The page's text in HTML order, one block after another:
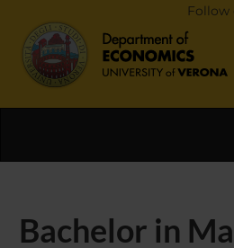
Follow
Bachelor in